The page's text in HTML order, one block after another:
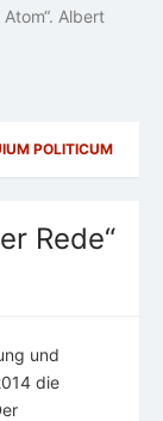
Albert
POLITICUM
Rede“
und
die